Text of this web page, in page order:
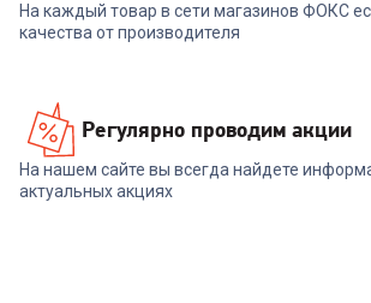
На каждый товар в сети магазинов ФОКС
качества от производителя
Регулярно проводим акции
На нашем сайте вы всегда найдете
актуальных акциях